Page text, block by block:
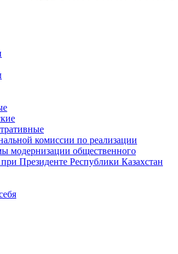
комиссии по реализации
модернизации общественного
Президенте Республики Казахстан